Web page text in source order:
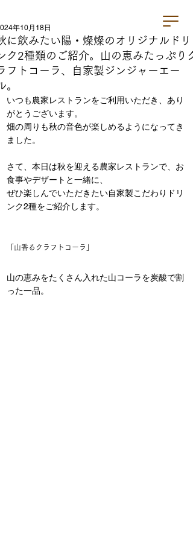
に飲みたい陽・燦燦のオリジナルドリ
ク2種類のご紹介。山の恵みたっぷりク
フトコーラ、自家製ジンジャーエー
。
年10月18日
いつも農家レストランをご利用いただき、あり
がとうございます。
畑の周りも秋の音色が楽しめるようになってき
ました。
さて、本日は秋を迎える農家レストランで、お
食事やデザートと一緒に、
ぜひ楽しんでいただきたい自家製こだわりドリ
ンク2種をご紹介します。
「山香るクラフトコーラ」
山の恵みをたくさん入れた山コーラを炭酸で割
った一品。